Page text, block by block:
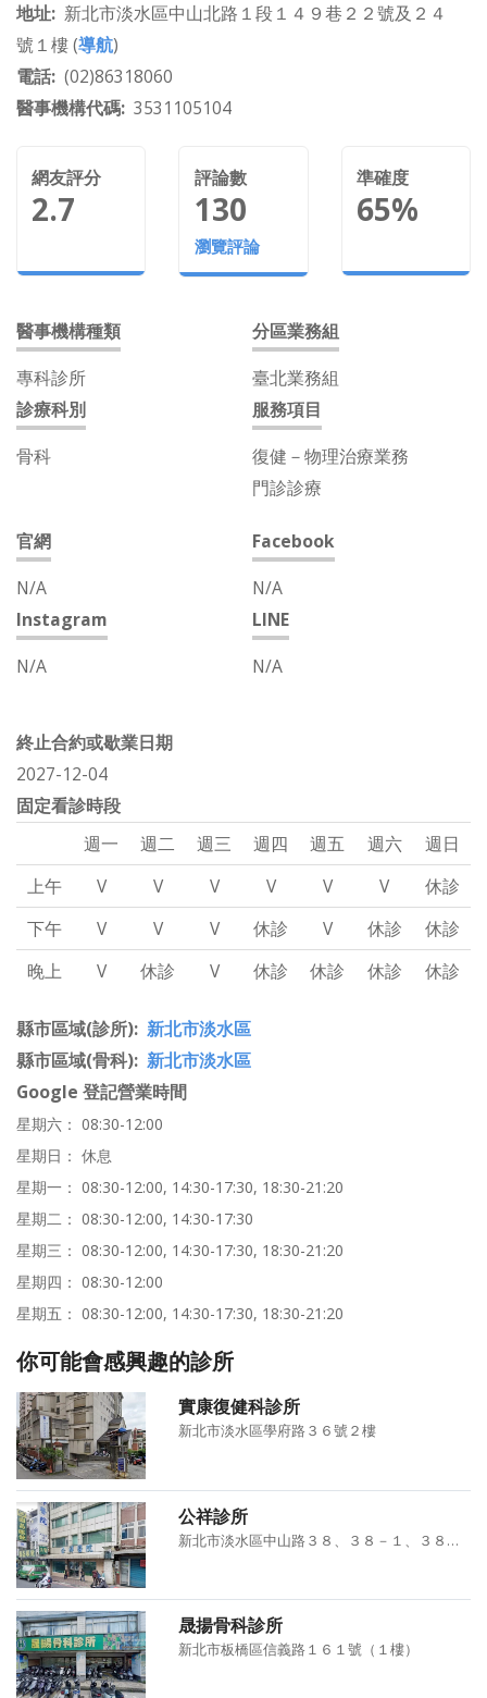
地址 新北市淡水區中山北路１段１４９巷２２號及２４
號１樓 (導航)
電話 (02)86318060
醫事機構代碼 3531105104
網友評分
2.7
評論數
130
瀏覽評論
準確度
65%
醫事機構種類
專科診所
分區業務組
臺北業務組
診療科別
骨科
服務項目
復健－物理治療業務
門診診療
官網
N/A
Facebook
N/A
Instagram
N/A
LINE
N/A
終止合約或歇業日期
2027-12-04
固定看診時段
週一
週二 週三 週四 週五 週六
週日
上午
V V V V V V
休診
下午
V V V 休診 V 休診
休診
晚上
V 休診 V 休診 休診 休診 休診
縣市區域(診所) 新北市淡水區
縣市區域(骨科) 新北市淡水區
Google 登記營業時間
星期六： 08:30-12:00
星期日： 休息
星期一： 08:30-12:00, 14:30-17:30, 18:30-21:20
星期二： 08:30-12:00, 14:30-17:30
星期三： 08:30-12:00, 14:30-17:30, 18:30-21:20
星期四： 08:30-12:00
星期五： 08:30-12:00, 14:30-17:30, 18:30-21:20
你可能會感興趣的診所
實康復健科診所
新北市淡水區學府路３６號２樓
公祥診所
新北市淡水區中山路３８、３８－１、３８－２、３８－３、４０號
晟揚骨科診所
新北市板橋區信義路１６１號（１樓）